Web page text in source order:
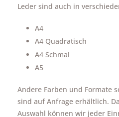
Leder sind auch in
A4
A4 Quadratisch
A4 Schmal
A5
Andere Farben und Formate
sind auf Anfrage erhältlich.
Auswahl können wir jeder